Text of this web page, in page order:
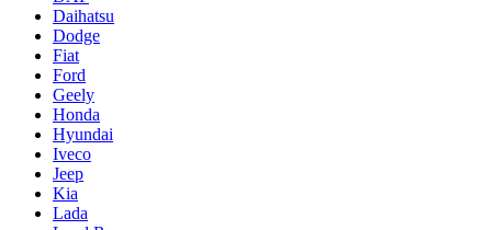
Daihatsu
Dodge
Fiat
Ford
Geely
Honda
Hyundai
Iveco
Jeep
Kia
Lada